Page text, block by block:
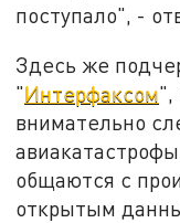
поступало", -
Здесь же
"Интерфаксом",
внимательно
общаются с
открытым